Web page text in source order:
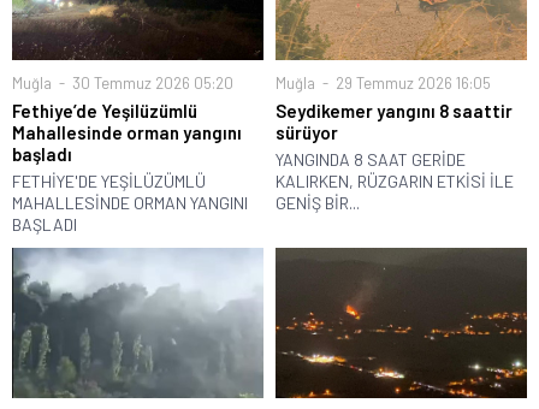
Muğla 30 Temmuz 2026 05:20
Fethiye’de Yeşilüzümlü
Mahallesinde orman yangını
başladı
FETHİYE'DE YEŞİLÜZÜMLÜ
MAHALLESİNDE ORMAN YANGINI
BAŞLADI
Muğla 29 Temmuz 2026 16:05
Seydikemer yangını 8 saattir
sürüyor
YANGINDA 8 SAAT GERİDE
KALIRKEN, RÜZGARIN ETKİSİ İLE
GENİŞ BİR...